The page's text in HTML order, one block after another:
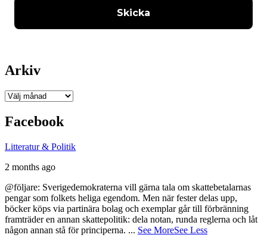
Arkiv
Arkiv
Facebook
Litteratur & Politik
2 months ago
@följare: Sverigedemokraterna vill gärna tala om skattebetalarnas
pengar som folkets heliga egendom. Men när fester delas upp,
böcker köps via partinära bolag och exemplar går till förbränning
framträder en annan skattepolitik: dela notan, runda reglerna och låt
någon annan stå för principerna. ... See MoreSee Less